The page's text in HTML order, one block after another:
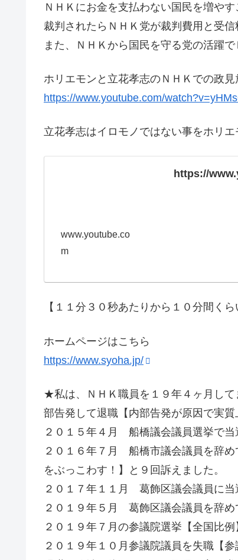
ＮＨＫにお金を支払わない国民を増や
裁判されたらＮＨＫ党が裁判費用と受
また、ＮＨＫから国民を守る党の活躍
ホリエモンと立花孝志のＮＨＫでの政見
https://www.youtube.com/
立花孝志はイロモノではない事をホリエ
https://
www.youtube.co
m
【１１分３０秒あたりから１０分間くら
ホームページはこちら
https://www.syoha.jp/
★私は、ＮＨＫ職員を１９年４ヶ月し
部告発して退職【内部告発が原因で実質
２０１５年４月 船橋議会議員選挙で当
２０１６年７月 船橋市議会議員を辞
をぶっこわす！】と９回訴えました。
２０１７年１１月 葛飾区議会議員に当
２０１９年５月 葛飾区議会議員を辞め
２０１９年７月の参議院選挙【全国比例
２０１９年１０月参議院議員を失職【参